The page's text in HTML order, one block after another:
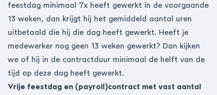
feestdag minimaal 7x heeft gewerkt in de voorgaande
13 weken, dan krijgt hij het gemiddeld aantal uren
uitbetaald die hij die dag heeft gewerkt. Heeft je
medewerker nog geen 13 weken gewerkt? Dan kijken
we of hij in de contractduur minimaal de helft van de
tijd op deze dag heeft gewerkt.
Vrije feestdag en (payroll)contract met vast aantal